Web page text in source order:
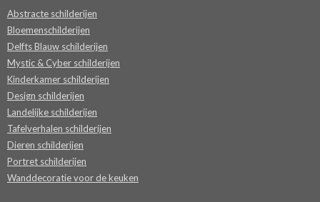
Abstracte schilderijen
Bloemenschilderijen
Delfts Blauw schilderijen
Mystic & Cyber schilderijen
Kinderkamer schilderijen
Design schilderijen
Landelijke schilderijen
Tafelverhalen schilderijen
Dieren schilderijen
Portret schilderijen
Wanddecoratie voor de keuken